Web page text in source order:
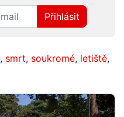
Přihlásit
, smrt, soukromé, letiště,